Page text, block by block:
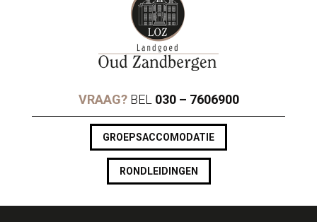
VRAAG?BEL 030 – 7606900
GROEPSACCOMODATIE
RONDLEIDINGEN